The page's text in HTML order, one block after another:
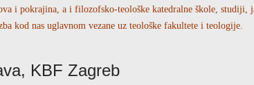
i pokrajina, a i filozofsko-teološke katedralne škole, studiji,
kod nas uglavnom vezane uz teološke fakultete i teologije.
KBF Zagreb